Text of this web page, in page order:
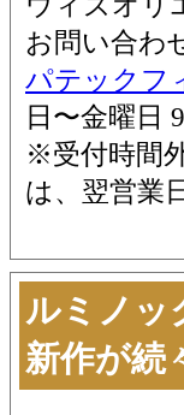
お問い合わ
パテックフ
日〜金曜日
※受付時間
は、翌営業
ルミノッ
新作が続